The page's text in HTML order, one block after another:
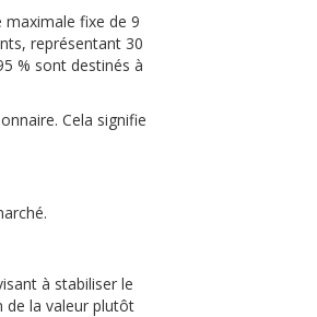
fixe de 9
représentant 30
% sont destinés à
. Cela signifie
à stabiliser le
de la valeur plutôt